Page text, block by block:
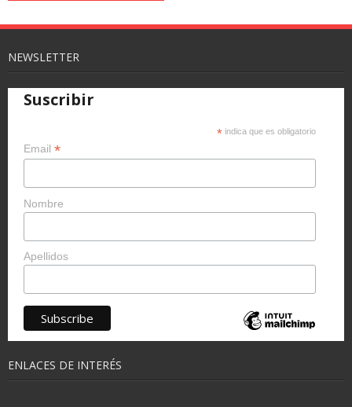
NEWSLETTER
Suscribir
* indica que es obligatorio
Email *
Nombre
Apellidos
ENLACES DE INTERÉS